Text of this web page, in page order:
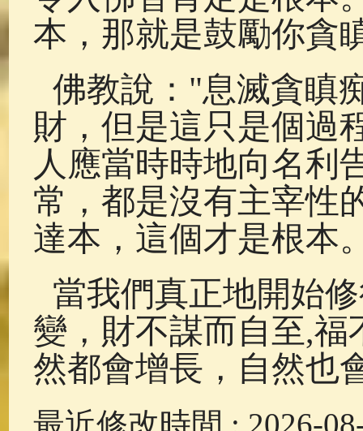
本，那就是鼓勵你貪
佛教說："息滅貪瞋
財，但是這只是個過
人應當時時地向名利
常，都是沒有主宰性
達本，這個才是根本
當我們真正地開始
變，財不謀而自至,
然都會增長，自然也